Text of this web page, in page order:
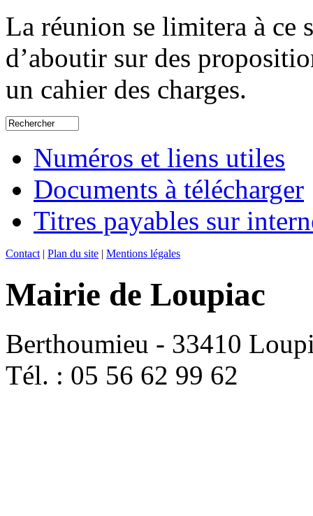
La réunion se limitera à ce
d’aboutir sur des
un cahier des charges.
Numéros et liens utiles
Documents à télécharger
Titres payables sur
Contact | Plan du site | Mentions légales
Mairie de Loupiac
Berthoumieu - 33410
Tél. : 05 56 62 99 62